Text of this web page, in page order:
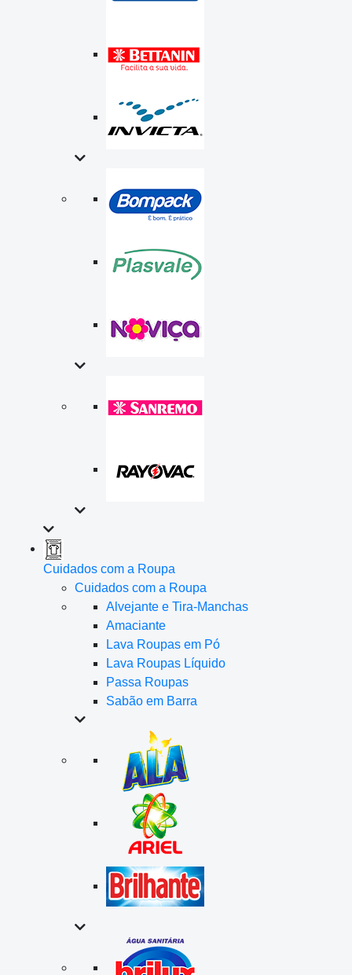
Cuidados com a Roupa
Cuidados com a Roupa
Alvejante e Tira-Manchas
Amaciante
Lava Roupas em Pó
Lava Roupas Líquido
Passa Roupas
Sabão em Barra